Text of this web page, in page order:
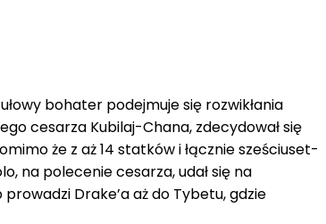
bohater podejmuje się rozwikłania
cesarza Kubilaj-Chana, zdecydował się
że z aż 14 statków i łącznie sześciuset-
na polecenie cesarza, udał się na
Drake’a aż do Tybetu, gdzie